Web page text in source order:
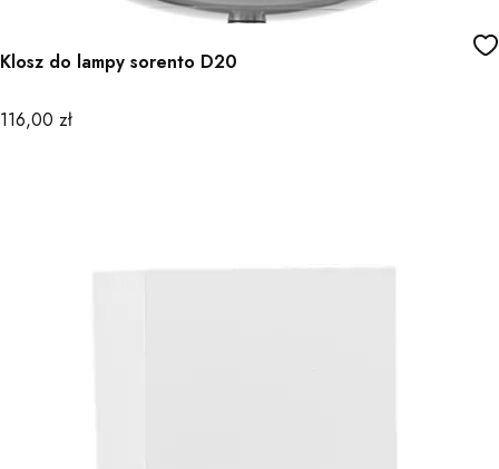
Klosz do lampy sorento D20
Cena
116,00 zł